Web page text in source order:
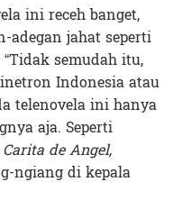
ini receh banget,
adegan jahat seperti
“Tidak semudah itu,
Indonesia atau
telenovela ini hanya
aja. Seperti
de Angel,
ngiang di kepala